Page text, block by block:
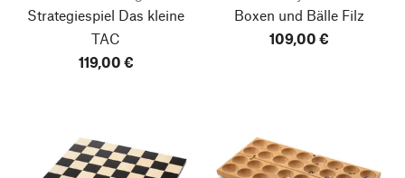
Strategiespiel Das kleine
TAC
119,00 €
Boxen und Bälle Filz
109,00 €